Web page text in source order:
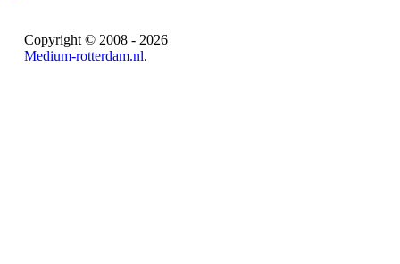
Copyright © 2008 - 2026
Medium-rotterdam.nl.